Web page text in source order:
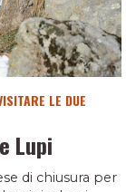
LE DUE
Lupi
di chiusura per